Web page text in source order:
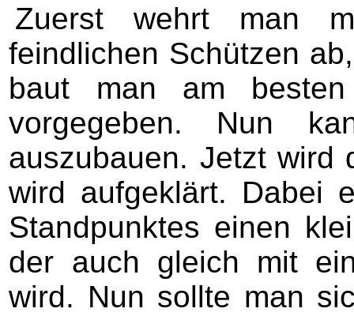
Zuerst wehrt man
feindlichen Schützen
baut man am
vorgegeben. Nun
auszubauen. Jetzt wird
wird aufgeklärt. Dabei
Standpunktes einen
der auch gleich mit
wird. Nun sollte man